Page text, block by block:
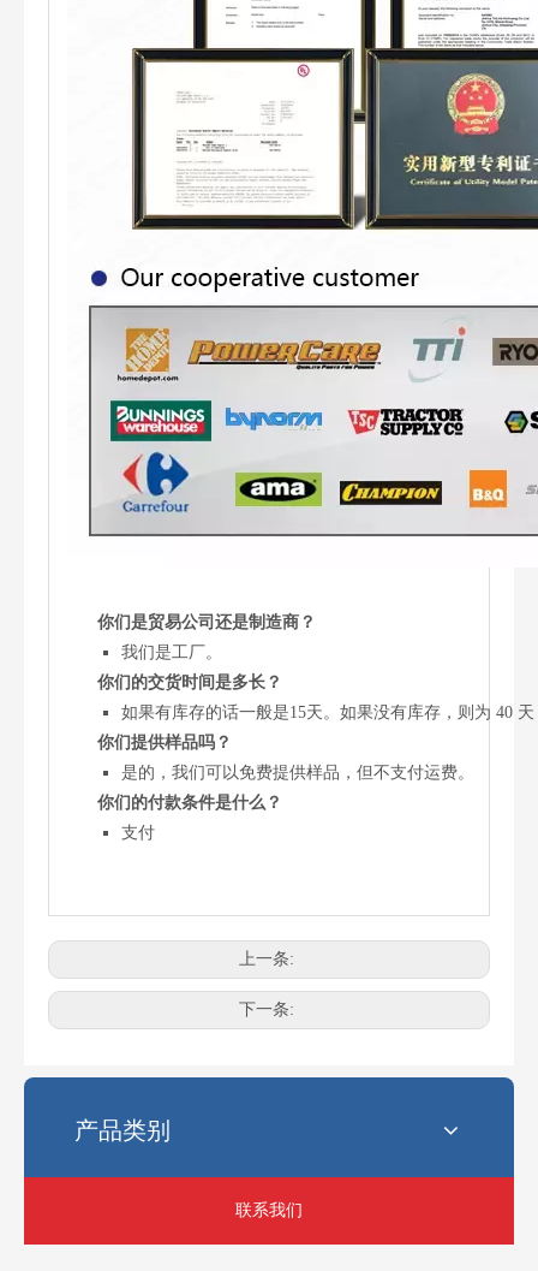
你们是贸易公司还是制造商？
我们是工厂。
你们的交货时间是多长？
如果有库存的话一般是15天。如果没有库存，则为 40
你们提供样品吗？
是的，我们可以免费提供样品，但不支付运费。
你们的付款条件是什么？
支付
上一条:
下一条:
产品类别
联系我们
电锯最常见的链条尺寸是多少？
选择正确的链锯链条尺寸可能会令人困惑。使用错误的链条会影响